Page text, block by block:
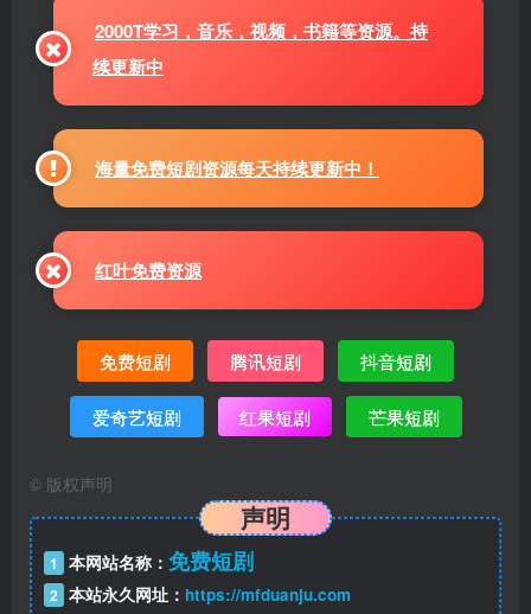
2000T学习，音乐，视频，书籍等资源。持
续更新中
海量免费短剧资源每天持续更新中！
红叶免费资源
免费短剧 腾讯短剧 抖音短剧
爱奇艺短剧 红果短剧 芒果短剧
© 版权声明
声明
1 本网站名称： 免费短剧
2 本站永久网址： https://mfduanju.com